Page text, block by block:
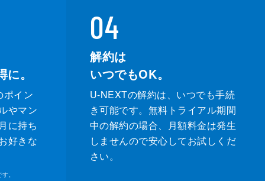
。
ポイン
やマン
に持ち
好きな
。
04
解約は
いつでもOK。
U-NEXTの解約は、いつでも手続
き可能です。無料トライアル期間
中の解約の場合、月額料金は発生
しませんので安心してお試しくだ
さい。